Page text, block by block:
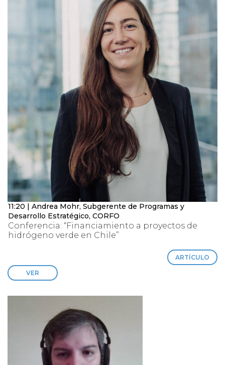
11:20 | Andrea Mohr, Subgerente de Programas y
Desarrollo Estratégico, CORFO
Conferencia: “Financiamiento a proyectos de
hidrógeno verde en Chile”
ARTÍCULO
VER